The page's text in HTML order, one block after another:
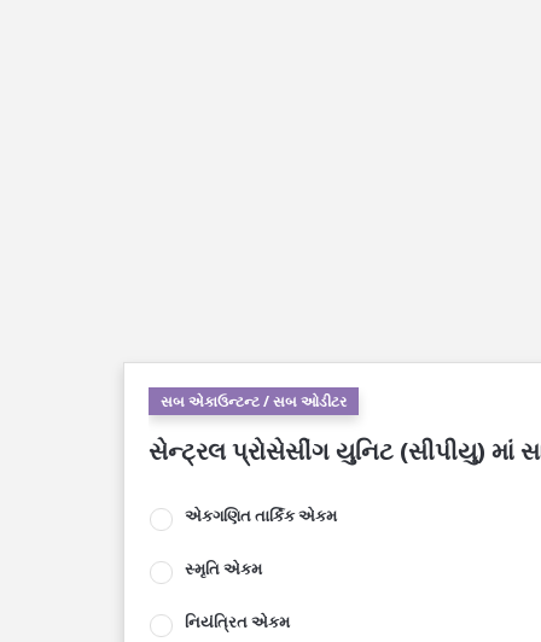
સબ એકાઉન્ટન્ટ / સબ ઓડીટર
સેન્ટ્રલ પ્રોસેસીંગ યુનિટ (સીપીયુ) માં
એકગણિત તાર્કિક એકમ
સ્મૃતિ એકમ
નિયંત્રિત એકમ